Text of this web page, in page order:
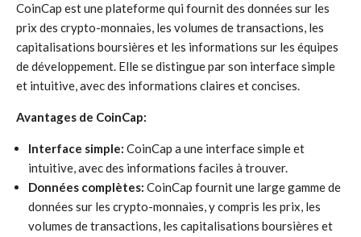
CoinCap est une plateforme qui fournit des données sur les
prix des crypto-monnaies, les volumes de transactions, les
capitalisations boursières et les informations sur les équipes
de développement. Elle se distingue par son interface simple
et intuitive, avec des informations claires et concises.
Avantages de CoinCap:
Interface simple: CoinCap a une interface simple et
intuitive, avec des informations faciles à trouver.
Données complètes: CoinCap fournit une large gamme de
données sur les crypto-monnaies, y compris les prix, les
volumes de transactions, les capitalisations boursières et